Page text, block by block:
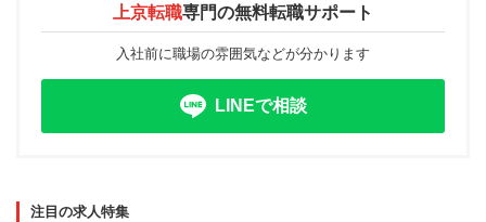
上京転職専門の無料転職サポート
入社前に職場の雰囲気などが分かります
LINEで相談
注目の求人特集